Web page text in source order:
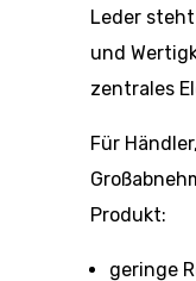
Leder
und
zentrales
Für
Produkt:
geringe